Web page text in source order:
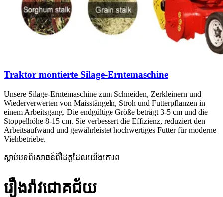
Traktor montierte Silage-Erntemaschine
Unsere Silage-Erntemaschine zum Schneiden, Zerkleinern und
Wiederverwerten von Maisstängeln, Stroh und Futterpflanzen in
einem Arbeitsgang. Die endgültige Größe beträgt 3-5 cm und die
Stoppelhöhe 8-15 cm. Sie verbessert die Effizienz, reduziert den
Arbeitsaufwand und gewährleistet hochwertiges Futter für moderne
Viehbetriebe.
ស្តាប់បទពិសោធន៍ពីដៃគូដែលយើងគោរព
រឿងរ៉ាវជោគជ័យ